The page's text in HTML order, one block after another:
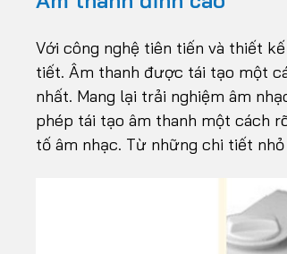
Với công nghệ tiên tiến và thiết
tiết. Âm thanh được tái tạo một
nhất. Mang lại trải nghiệm âm
phép tái tạo âm thanh một cách
tố âm nhạc. Từ những chi tiết